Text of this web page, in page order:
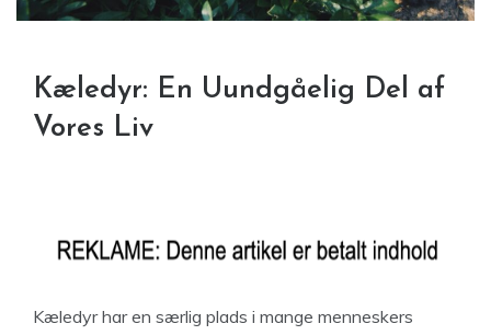
Kæledyr: En Uundgåelig Del af
Vores Liv
Kæledyr har en særlig plads i mange menneskers